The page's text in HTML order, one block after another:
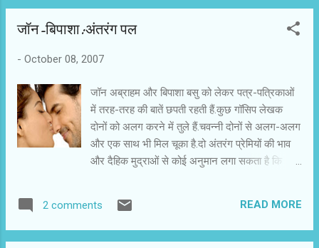
जॉन-बिपाशा:अंतरंग पल
- October 08, 2007
जॉन अब्राहम और बिपाशा बसु को लेकर पत्र-पत्रिकाओं
में तरह-तरह की बातें छपती रहती हैं.कुछ गॉसिप लेखक
दोनों को अलग करने में तुले हैं.चवन्नी दोनों से अलग-अलग
और एक साथ भी मिल चूका है.दो अंतरंग प्रेमियों की भाव
और दैहिक मुद्राओं से कोई अनुमान लगा सकता है कि
दोनों के अंतरंग पलों को बयां करती तसवीरें ले आया है.ये
तसवीरें बिपाशा बसु के ब्लोग से ली गयी हैं।
2 comments READ MORE